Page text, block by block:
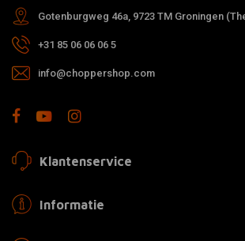
Gotenburgweg 46a, 9723 TM Groningen
+31 85 06 06 06 5
info@choppershop.com
Klantenservice
Informatie